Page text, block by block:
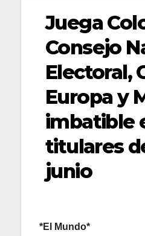
Juega
Consejo
Electoral,
Europa y
imbatible
titulares
junio
*El Mundo*